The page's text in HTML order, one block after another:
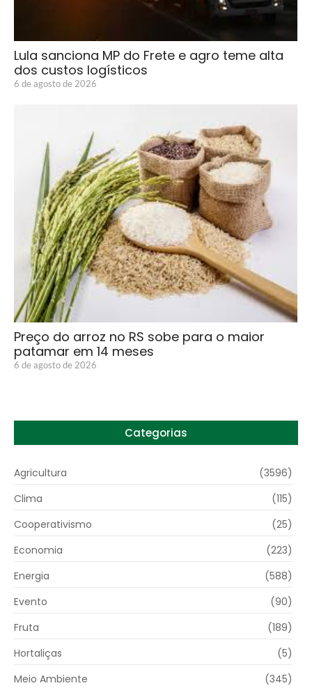
Lula sanciona MP do Frete e agro teme alta
dos custos logísticos
6 de agosto de 2026
Preço do arroz no RS sobe para o maior
patamar em 14 meses
6 de agosto de 2026
Categorias
Agricultura
(3596)
Clima
(115)
Cooperativismo
(25)
Economia
(223)
Energia
(588)
Evento
(90)
Fruta
(189)
Hortaliças
(5)
Meio Ambiente
(345)